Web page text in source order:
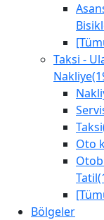
Taksi -
Oto
Bölgeler